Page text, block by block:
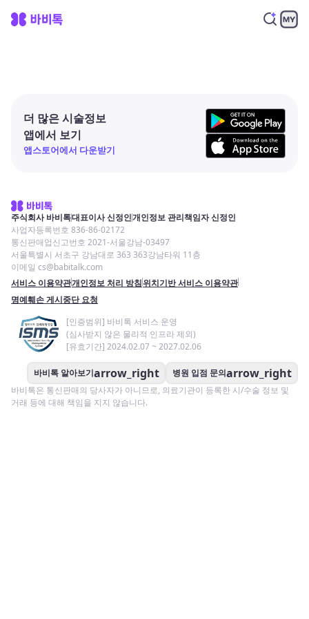
더 많은 시술정보
앱에서 보기
앱스토어에서 다운받기
주식회사 바비톡대표이사 신정인개인정보 관리책임자 신정인
사업자등록번호 836-86-02172
통신판매업신고번호 2021-서울강남-03497
서울특별시 서초구 강남대로 363 363강남타워 11층
이메일 cs@babitalk.com
서비스 이용약관개인정보 처리 방침위치기반 서비스 이용약관
명예훼손 게시중단 요청
[인증범위] 바비톡 서비스 운영
(심사받지 않은 물리적 인프라 제외)
[유효기간] 2024.02.07 ~ 2027.02.06
바비톡 알아보기arrow_right 병원 입점 문의arrow_right
바비톡은 통신판매의 당사자가 아니므로, 의료기관이 등록한 시/수술 정보 및
거래 등에 대해 책임을 지지 않습니다.